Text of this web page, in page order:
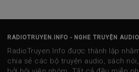
RADIOTRUYEN.INFO - NGHE TRUYỆN
RadioTruyen.Info được thành lập
chia sẻ các bộ truyện audio, sách